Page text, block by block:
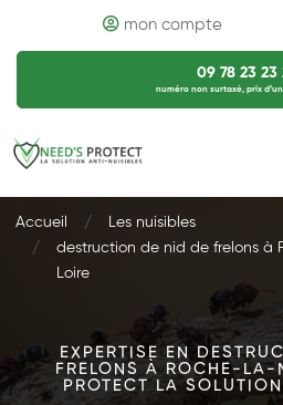
mon compte
09 78 23 23
numéro non surtaxé, prix
Accueil
Les nuisibles
destruction de nid de frelons à
Loire
EXPERTISE EN
FRELONS À ROCHE-LA-
PROTECT LA